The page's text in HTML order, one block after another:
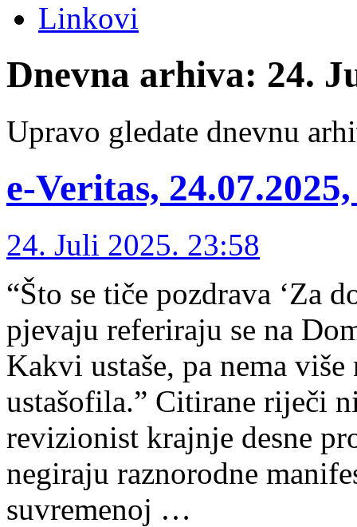
Linkovi
Dnevna arhiva: 24.
Upravo gledate dnevnu
e-Veritas,
24. Juli 2025. 23:58
“Što se tiče pozdrava ‘Za
pjevaju referiraju se na
Kakvi ustaše, pa nema
ustašofila.” Citirane riječi
revizionist krajnje desne
negiraju raznorodne
suvremenoj …